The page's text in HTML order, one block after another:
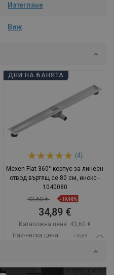
Изтегляне
Виж
ДНИ НА БАНЯТА
(4)
Mexen Flat 360° корпус за линеен
отвод въртящ се 80 см, инокс -
1040080
43,60 € -19,98%
34,89 €
Каталожна цена: 43,60 €
Най-ниска цена:
/ 35,39